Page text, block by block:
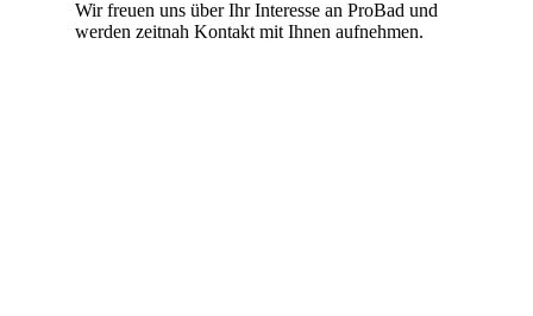
Wir freuen uns über Ihr Interesse an ProBad und
werden zeitnah Kontakt mit Ihnen aufnehmen.